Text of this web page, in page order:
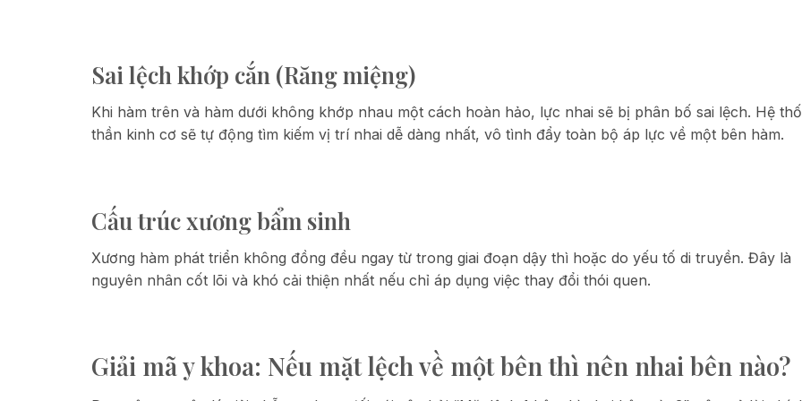
Sai lệch khớp cắn (Răng miệng)
Khi hàm trên và hàm dưới không khớp nhau một cách hoàn hảo, lực nhai sẽ bị phân bố sai lệch. Hệ
thần kinh cơ sẽ tự động tìm kiếm vị trí nhai dễ dàng nhất, vô tình đẩy toàn bộ áp lực về một bên hàm.
Cấu trúc xương bẩm sinh
Xương hàm phát triển không đồng đều ngay từ trong giai đoạn dậy thì hoặc do yếu tố di truyền. Đây là
nguyên nhân cốt lõi và khó cải thiện nhất nếu chỉ áp dụng việc thay đổi thói quen.
Giải mã y khoa: Nếu mặt lệch về một bên thì nên nhai bên nào?